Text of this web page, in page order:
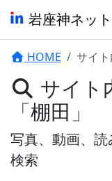
岩座神ネット
HOME サイ
サイト
「棚田」
写真、動画、
検索